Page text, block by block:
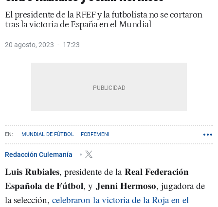
El presidente de la RFEF y la futbolista no se cortaron
tras la victoria de España en el Mundial
20 agosto, 2023 17:23
MUNDIAL DE FÚTBOL FCBFEMENI
Redacción Culemanía
Luis Rubiales, presidente de la Real Federación
Española de Fútbol, y Jenni Hermoso, jugadora de
la selección, celebraron la victoria de la Roja en el